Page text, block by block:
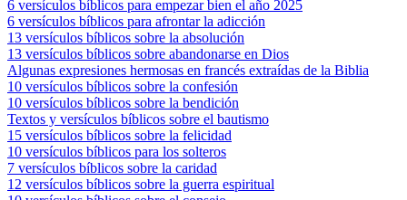
6 versículos bíblicos para empezar bien el año 2025
6 versículos bíblicos para afrontar la adicción
13 versículos bíblicos sobre la absolución
13 versículos bíblicos sobre abandonarse en Dios
Algunas expresiones hermosas en francés extraídas de la Biblia
10 versículos bíblicos sobre la confesión
10 versículos bíblicos sobre la bendición
Textos y versículos bíblicos sobre el bautismo
15 versículos bíblicos sobre la felicidad
10 versículos bíblicos para los solteros
7 versículos bíblicos sobre la caridad
12 versículos bíblicos sobre la guerra espiritual